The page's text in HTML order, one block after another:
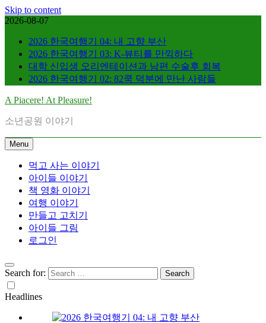
Skip to content
2026-08-07
2026 한국여행기 04: 내 고향 부산
2026 한국여행기 03: K-뷰티를 만끽하다
대학 신입생 오리엔테이션과 남편 수술후 회복
2026 한국여행기 02: 82쿡 덕분에 만난 사람들
A Piacere! At Pleasure!
소년공원 이야기
Menu
먹고 사는 이야기
아이들 이야기
책 영화 이야기
여행 이야기
만들고 고치기
아이들 그림
로그인
Search for:
Headlines